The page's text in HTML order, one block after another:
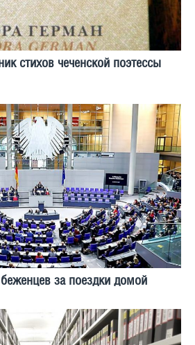
стихов чеченской поэтессы
за поездки домой